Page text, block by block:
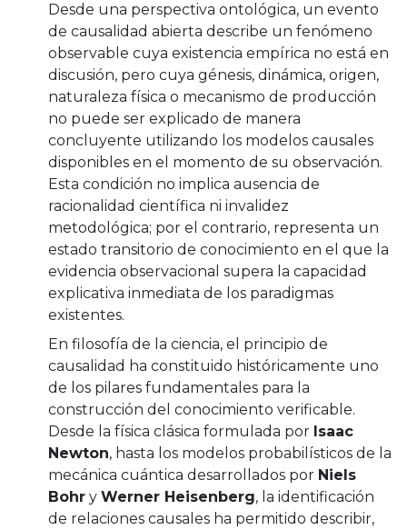
Desde una perspectiva ontológica, un evento
de causalidad abierta describe un fenómeno
observable cuya existencia empírica no está en
discusión, pero cuya génesis, dinámica, origen,
naturaleza física o mecanismo de producción
no puede ser explicado de manera
concluyente utilizando los modelos causales
disponibles en el momento de su observación.
Esta condición no implica ausencia de
racionalidad científica ni invalidez
metodológica; por el contrario, representa un
estado transitorio de conocimiento en el que la
evidencia observacional supera la capacidad
explicativa inmediata de los paradigmas
existentes.
En filosofía de la ciencia, el principio de
causalidad ha constituido históricamente uno
de los pilares fundamentales para la
construcción del conocimiento verificable.
Desde la física clásica formulada por Isaac
Newton, hasta los modelos probabilísticos de la
mecánica cuántica desarrollados por Niels
Bohr y Werner Heisenberg, la identificación
de relaciones causales ha permitido describir,